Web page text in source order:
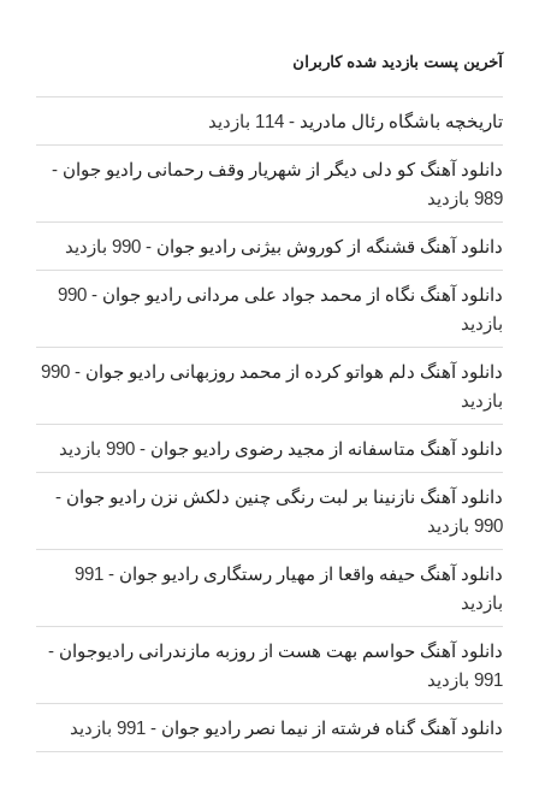
آخرین پست بازدید شده کاربران
تاریخچه باشگاه رئال مادرید - 114 بازدید
دانلود آهنگ کو دلی دیگر از شهریار وقف رحمانی رادیو جوان -
989 بازدید
دانلود آهنگ قشنگه از کوروش بیژنی رادیو جوان - 990 بازدید
دانلود آهنگ نگاه از محمد جواد علی مردانی رادیو جوان
- 990
بازدید
دانلود آهنگ دلم هواتو کرده از محمد روزبهانی رادیو جوان
- 990
بازدید
دانلود آهنگ متاسفانه از مجید رضوی رادیو جوان - 990 بازدید
دانلود آهنگ نازنینا بر لبت رنگی چنین دلکش نزن رادیو جوان -
990 بازدید
دانلود آهنگ حیفه واقعا از مهیار رستگاری رادیو جوان
- 991
بازدید
دانلود آهنگ حواسم بهت هست از روزبه مازندرانی رادیوجوان -
991 بازدید
دانلود آهنگ گناه فرشته از نیما نصر رادیو جوان - 991 بازدید